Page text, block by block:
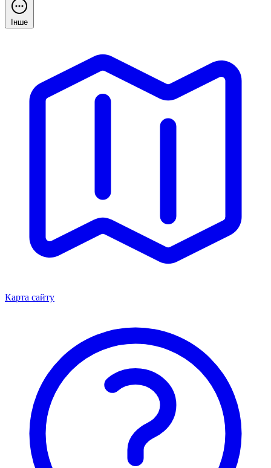
Інше
Карта сайту